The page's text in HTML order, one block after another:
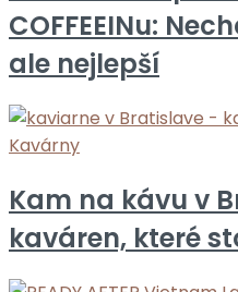
COFFEEINu:
ale nejlepší
Kavárny
Kam na kávu v
kaváren, které